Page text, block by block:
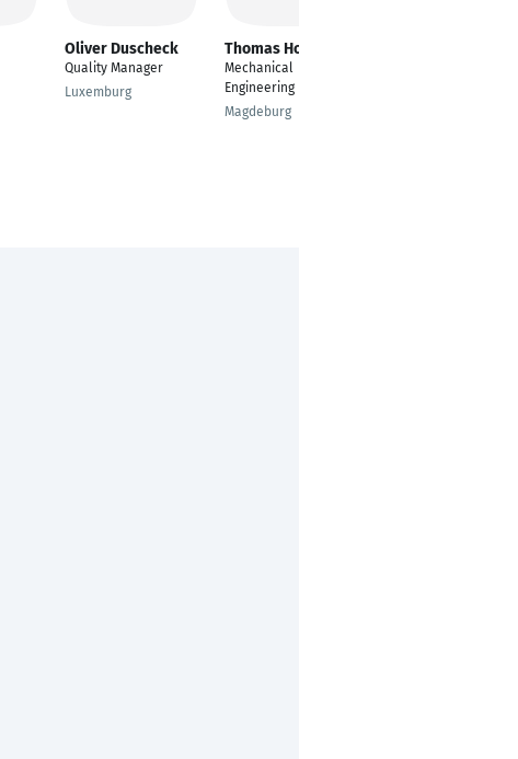
Oliver Duscheck
Quality Manager
Luxemburg
Thomas Hoffmann
Mechanical
Engineering
Magdeburg